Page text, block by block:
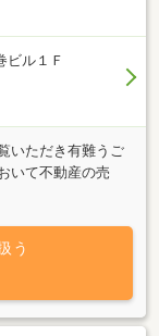
ビル１Ｆ
いただき有難うご
いて不動産の売
会社です。賃貸物
い」「借りたい」
問合せご相談くだ
確認いただけま
まで３００物件を
ださい。
う